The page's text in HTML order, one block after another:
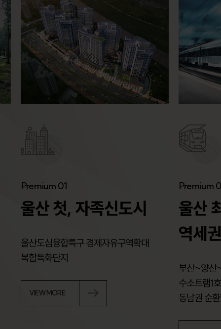
Premium 01
울산 첫, 자족신도시
울산도심융합특구 경제자유구역확대
복합특화단지
VIEW MORE
Premium
울산
역세
부산~양산
수소트램1
동남권 순